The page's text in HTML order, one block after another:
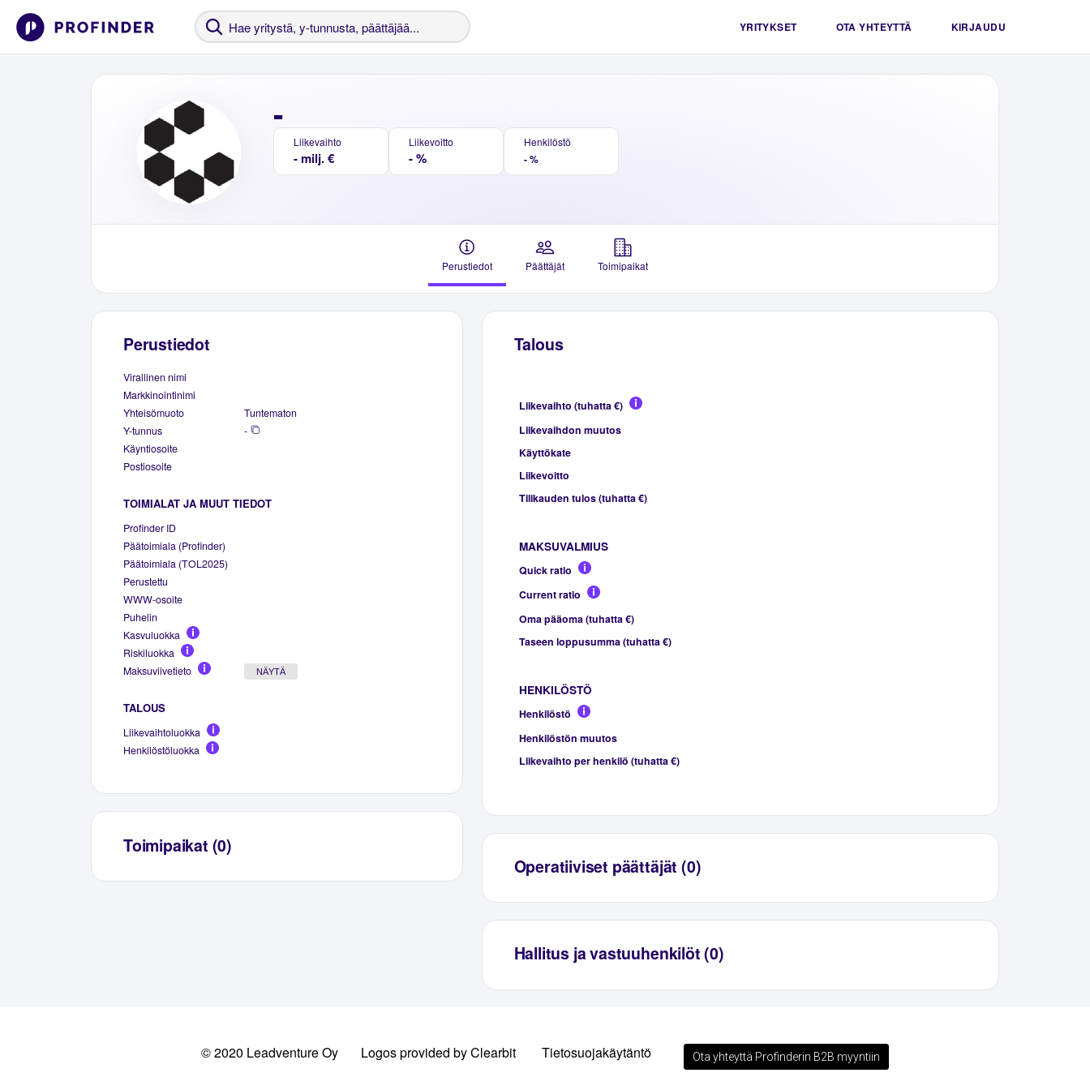
YRITYKSET OTA YHTEYTTÄ KIRJAUDU
-
Liikevaihto
- milj. €
Liikevoitto
- %
Henkilöstö
- %
Perustiedot Päättäjät Toimipaikat
Perustiedot
Virallinen nimi
Markkinointinimi
Yhteisömuoto
Tuntematon
Y-tunnus
-
Käyntiosoite
Postiosoite
TOIMIALAT JA MUUT TIEDOT
Profinder ID
Päätoimiala (Profinder)
Päätoimiala (TOL2025)
Perustettu
WWW-osoite
Puhelin
Kasvuluokka
Riskiluokka
Maksuviivetieto
NÄYTÄ
TALOUS
Liikevaihtoluokka
Henkilöstöluokka
Toimipaikat (0)
Talous
Liikevaihto (tuhatta €)
Liikevaihdon muutos
Käyttökate
Liikevoitto
Tilikauden tulos (tuhatta €)
MAKSUVALMIUS
Quick ratio
Current ratio
Oma pääoma (tuhatta €)
Taseen loppusumma (tuhatta €)
HENKILÖSTÖ
Henkilöstö
Henkilöstön muutos
Liikevaihto per henkilö (tuhatta €)
Operatiiviset päättäjät (0)
Hallitus ja vastuuhenkilöt (0)
© 2020 Leadventure Oy Logos provided by Clearbit Tietosuojakäytäntö Ota yhteyttä Profinderin B2B myyntiin